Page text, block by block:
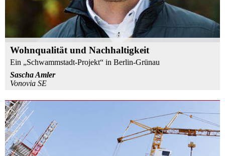
Wohnqualität und Nachhaltigkeit
Ein „Schwammstadt-Projekt“ in Berlin-Grünau
Sascha Amler
Vonovia SE